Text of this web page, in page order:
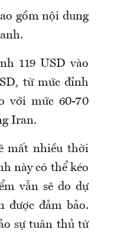
gồm nội dung
119 USD vào
từ mức đỉnh
với mức 60-70
Iran.
mất nhiều thời
này có thể kéo
vẫn sẽ do dự
được đảm bảo.
sự tuân thủ từ